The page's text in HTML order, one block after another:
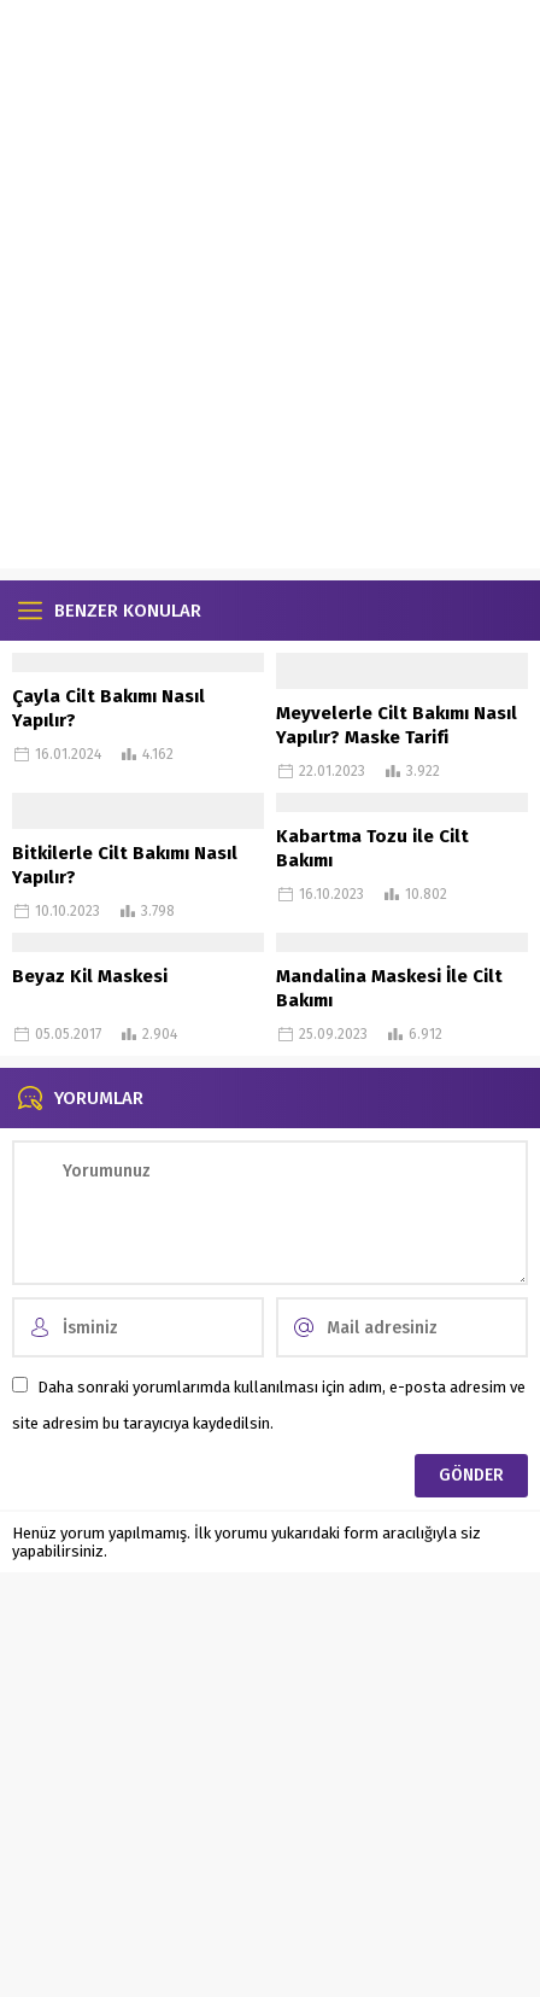
BENZER KONULAR
Çayla Cilt Bakımı Nasıl
Yapılır?
16.01.2024 4.162
Meyvelerle Cilt Bakımı Nasıl
Yapılır? Maske Tarifi
22.01.2023 3.922
Bitkilerle Cilt Bakımı Nasıl
Yapılır?
10.10.2023 3.798
Kabartma Tozu ile Cilt
Bakımı
16.10.2023 10.802
Beyaz Kil Maskesi
05.05.2017 2.904
Mandalina Maskesi İle Cilt
Bakımı
25.09.2023 6.912
YORUMLAR
Daha sonraki yorumlarımda kullanılması için adım, e-posta adresim ve
site adresim bu tarayıcıya kaydedilsin.
Henüz yorum yapılmamış. İlk yorumu yukarıdaki form aracılığıyla siz
yapabilirsiniz.